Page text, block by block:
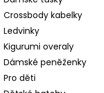
Crossbody kabelky
Ledvinky
Kigurumi overaly
Dámské peněženky
Pro děti
DVOUDÍLNÉ PLAVKY S
VZOREM A